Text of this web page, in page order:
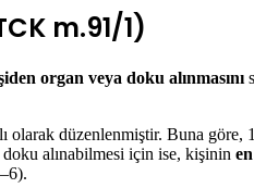
m.91/1)
organ veya doku alınmasını
olarak düzenlenmiştir. Buna
alınabilmesi için ise, kişinin